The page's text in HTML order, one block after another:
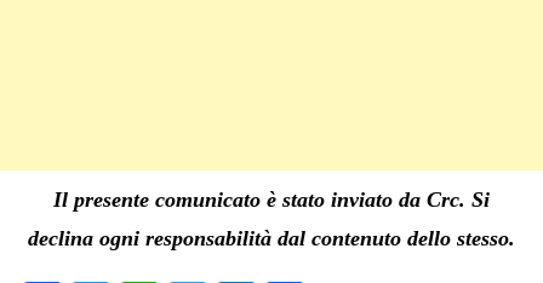
Il presente comunicato è stato inviato da Crc. Si
declina ogni responsabilità dal contenuto dello stesso.